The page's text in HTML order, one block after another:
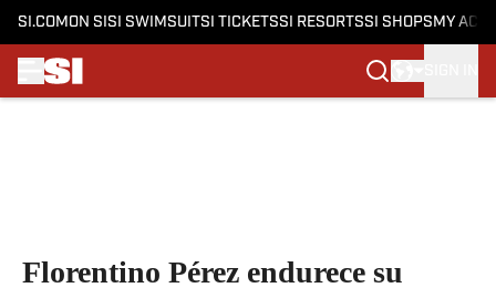
SI.COM ON SI SI SWIMSUITSI TICKETSSI RESORTSSI SHOPS MY
Florentino Pérez endurece su